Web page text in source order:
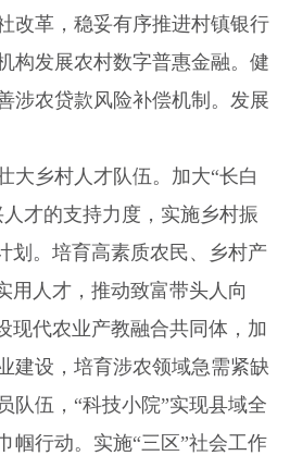
改革，稳妥有序推进村镇银行
构发展农村数字普惠金融。健
涉农贷款风险补偿机制。发展
大乡村人才队伍。 加大“长白
才的支持力度，实施乡村振
划。培育高素质农民、乡村产
用人才，推动致富带头人向
现代农业产教融合共同体，加
建设，培育涉农领域急需紧缺
队伍，“科技小院”实现县域全
帼行动。实施“三区”社会工作